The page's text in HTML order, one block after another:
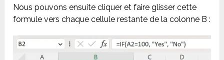
Nous pouvons ensuite cliquer et faire glisser cette
formule vers chaque cellule restante de la colonne B :